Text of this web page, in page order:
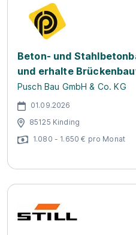
Beton- und
und erhalte
Pusch Bau GmbH & Co. KG
01.09.2026
85125 Kinding
1.080 - 1.650 € pro Monat